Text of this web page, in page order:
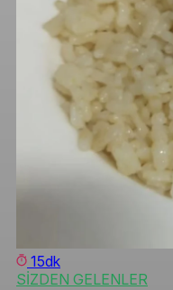
15dk
SİZDEN GELENLER